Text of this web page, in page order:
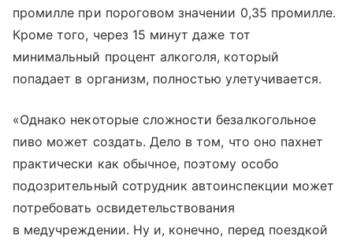
промилле при пороговом значении 0,35 промилле.
Кроме того, через 15 минут даже тот
минимальный процент алкоголя, который
попадает в организм, полностью улетучивается.
«Однако некоторые сложности безалкогольное
пиво может создать. Дело в том, что оно пахнет
практически как обычное, поэтому особо
подозрительный сотрудник автоинспекции может
потребовать освидетельствования
в медучреждении. Ну и, конечно, перед поездкой